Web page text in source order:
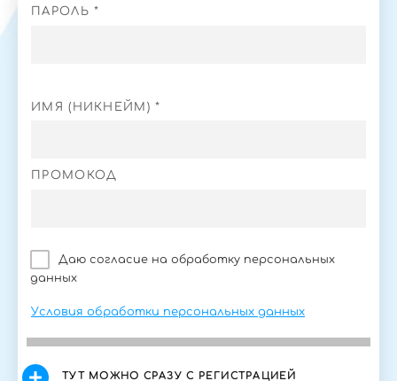
ПАРОЛЬ *
ИМЯ (НИКНЕЙМ) *
ПРОМОКОД
Даю согласие на обработку персональных
данных
Условия обработки персональных данных
ТУТ МОЖНО СРАЗУ С РЕГИСТРАЦИЕЙ